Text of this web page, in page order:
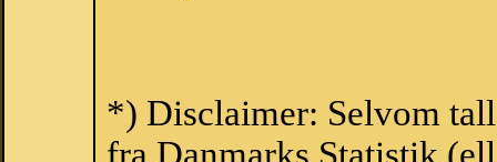
*) Disclaimer: Selvom